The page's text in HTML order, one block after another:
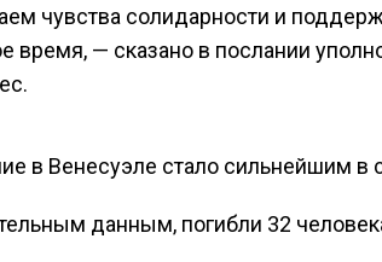
чувства солидарности и
время, — сказано в послании
в Венесуэле стало сильнейшим в
данным, погибли 32